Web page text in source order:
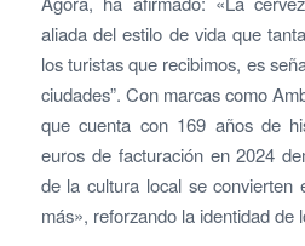
aliada del estilo de vida que
los turistas que recibimos, es
ciudades”. Con marcas como
que cuenta con 169 años de
euros de facturación en 2024
de la cultura local se convierten
más», reforzando la identidad de